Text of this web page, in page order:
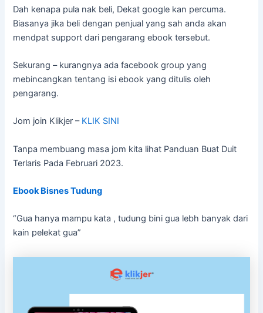
Dah kenapa pula nak beli, Dekat google kan percuma.
Biasanya jika beli dengan penjual yang sah anda akan
mendpat support dari pengarang ebook tersebut.
Sekurang – kurangnya ada facebook group yang
mebincangkan tentang isi ebook yang ditulis oleh
pengarang.
Jom join Klikjer – KLIK SINI
Tanpa membuang masa jom kita lihat Panduan Buat Duit
Terlaris Pada Februari 2023.
Ebook Bisnes Tudung
“Gua hanya mampu kata , tudung bini gua lebh banyak dari
kain pelekat gua”